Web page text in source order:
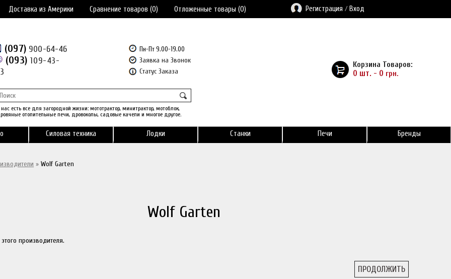
Доставка из Америки Сравнение товаров (0) Отложенные товары (0) Регистрация / Вход
(097) 900-64-46
(093) 109-43-
Пн-Пт 9.00-19.00
Заявка на Звонок
Статус Заказа
есть все для загородной жизни: мототрактор, минитрактор, мотоблок,
отопительные печи, дровоколы, садовые качели и многое другое.
Корзина Товаров:
0 шт. - 0 грн.
Силовая техника Лодки Станки Печи Бренды
»Wolf Garten
Wolf Garten
производителя.
ПРОДОЛЖИТЬ